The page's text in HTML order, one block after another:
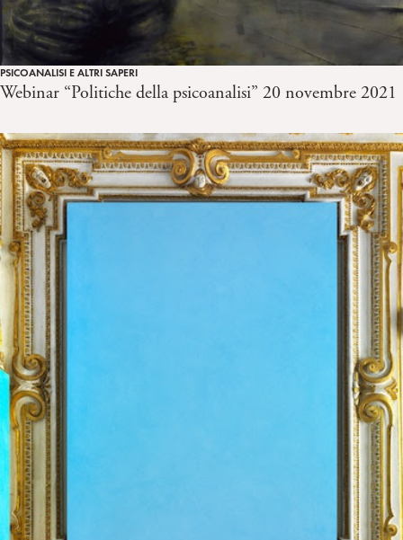
PSICOANALISI E ALTRI SAPERI
Webinar “Politiche della psicoanalisi” 20 novembre 2021